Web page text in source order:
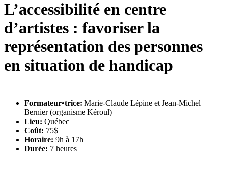
L’accessibilité en centre
d’artistes : favoriser la
représentation des personnes
en situation de handicap
Formateur•trice: Marie-Claude Lépine et Jean-Michel
Bernier (organisme Kéroul)
Lieu: Québec
Coût: 75$
Horaire: 9h à 17h
Durée: 7 heures